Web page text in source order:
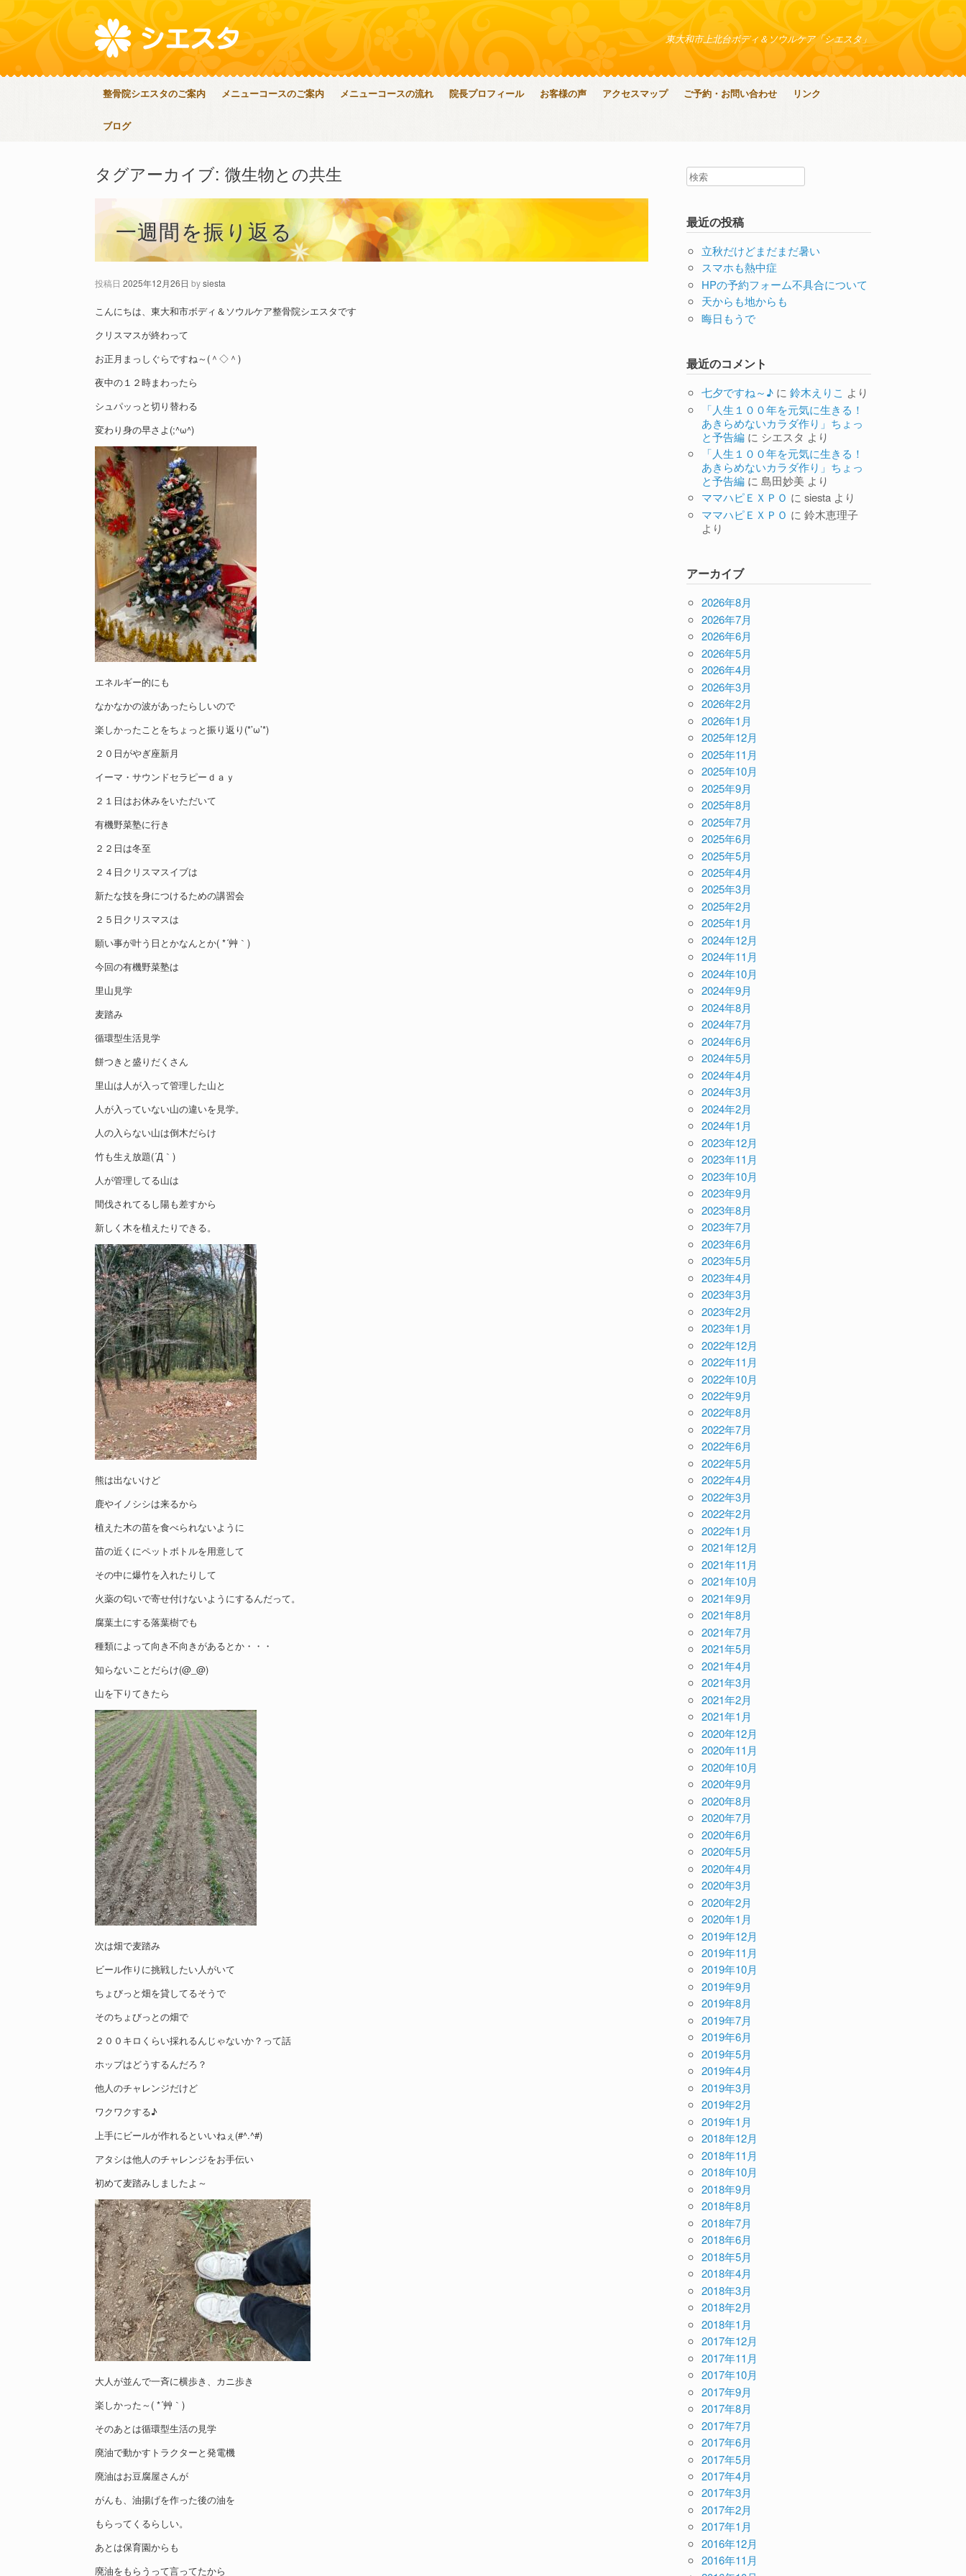
東大和市上北台ボディ＆ソウルケア「シエスタ」
整骨院シエスタのご案内 メニューコースのご案内 メニューコースの流れ 院長プロフィール お客様の声 アクセスマップ ご予約・お問い合わせ リンク
ブログ
タグアーカイブ: 微生物との共生
一週間を振り返る
投稿日 2025年12月26日 bysiesta
こんにちは、東大和市ボディ＆ソウルケア整骨院シエスタです
クリスマスが終わって
お正月まっしぐらですね～(＾◇＾)
夜中の１２時まわったら
シュパッっと切り替わる
変わり身の早さよ(;^ω^)
エネルギー的にも
なかなかの波があったらしいので
楽しかったことをちょっと振り返り(*’ω’*)
２０日がやぎ座新月
イーマ・サウンドセラピーｄａｙ
２１日はお休みをいただいて
有機野菜塾に行き
２２日は冬至
２４日クリスマスイブは
新たな技を身につけるための講習会
２５日クリスマスは
願い事が叶う日とかなんとか( *´艸｀)
今回の有機野菜塾は
里山見学
麦踏み
循環型生活見学
餅つきと盛りだくさん
里山は人が入って管理した山と
人が入っていない山の違いを見学。
人の入らない山は倒木だらけ
竹も生え放題(´Д｀)
人が管理してる山は
間伐されてるし陽も差すから
新しく木を植えたりできる。
熊は出ないけど
鹿やイノシシは来るから
植えた木の苗を食べられないように
苗の近くにペットボトルを用意して
その中に爆竹を入れたりして
火薬の匂いで寄せ付けないようにするんだって。
腐葉土にする落葉樹でも
種類によって向き不向きがあるとか・・・
知らないことだらけ(@_@)
山を下りてきたら
次は畑で麦踏み
ビール作りに挑戦したい人がいて
ちょびっと畑を貸してるそうで
そのちょびっとの畑で
２００キロくらい採れるんじゃないか？って話
ホップはどうするんだろ？
他人のチャレンジだけど
ワクワクする♪
上手にビールが作れるといいねぇ(#^.^#)
アタシは他人のチャレンジをお手伝い
初めて麦踏みしましたよ～
大人が並んで一斉に横歩き、カニ歩き
楽しかった～( *´艸｀)
そのあとは循環型生活の見学
廃油で動かすトラクターと発電機
廃油はお豆腐屋さんが
がんも、油揚げを作った後の油を
もらってくるらしい。
あとは保育園からも
廃油をもらうって言ってたから
最近の投稿
立秋だけどまだまだ暑い
スマホも熱中症
HPの予約フォーム不具合について
天からも地からも
晦日もうで
最近のコメント
七夕ですね～♪ に鈴木えりこ より
「人生１００年を元気に生きる！
あきらめないカラダ作り」ちょっ
と予告編 に シエスタ より
「人生１００年を元気に生きる！
あきらめないカラダ作り」ちょっ
と予告編 に島田妙美 より
ママハピＥＸＰＯ にsiesta より
ママハピＥＸＰＯ に鈴木恵理子
より
アーカイブ
2026年8月
2026年7月
2026年6月
2026年5月
2026年4月
2026年3月
2026年2月
2026年1月
2025年12月
2025年11月
2025年10月
2025年9月
2025年8月
2025年7月
2025年6月
2025年5月
2025年4月
2025年3月
2025年2月
2025年1月
2024年12月
2024年11月
2024年10月
2024年9月
2024年8月
2024年7月
2024年6月
2024年5月
2024年4月
2024年3月
2024年2月
2024年1月
2023年12月
2023年11月
2023年10月
2023年9月
2023年8月
2023年7月
2023年6月
2023年5月
2023年4月
2023年3月
2023年2月
2023年1月
2022年12月
2022年11月
2022年10月
2022年9月
2022年8月
2022年7月
2022年6月
2022年5月
2022年4月
2022年3月
2022年2月
2022年1月
2021年12月
2021年11月
2021年10月
2021年9月
2021年8月
2021年7月
2021年5月
2021年4月
2021年3月
2021年2月
2021年1月
2020年12月
2020年11月
2020年10月
2020年9月
2020年8月
2020年7月
2020年6月
2020年5月
2020年4月
2020年3月
2020年2月
2020年1月
2019年12月
2019年11月
2019年10月
2019年9月
2019年8月
2019年7月
2019年6月
2019年5月
2019年4月
2019年3月
2019年2月
2019年1月
2018年12月
2018年11月
2018年10月
2018年9月
2018年8月
2018年7月
2018年6月
2018年5月
2018年4月
2018年3月
2018年2月
2018年1月
2017年12月
2017年11月
2017年10月
2017年9月
2017年8月
2017年7月
2017年6月
2017年5月
2017年4月
2017年3月
2017年2月
2017年1月
2016年12月
2016年11月